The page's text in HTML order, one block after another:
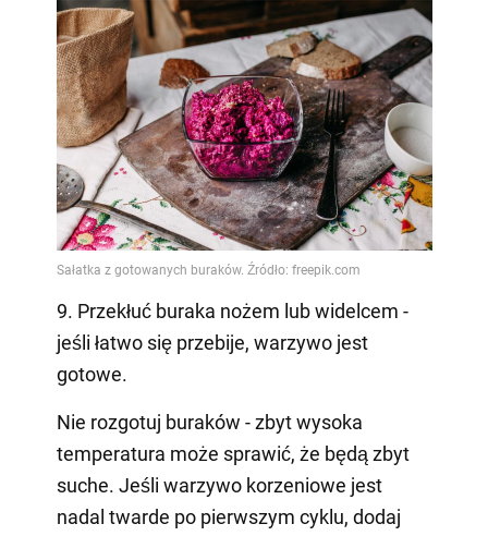
9. Przekłuć buraka nożem lub widelcem -
jeśli łatwo się przebije, warzywo jest
gotowe.
Nie rozgotuj buraków - zbyt wysoka
temperatura może sprawić, że będą zbyt
suche. Jeśli warzywo korzeniowe jest
nadal twarde po pierwszym cyklu, dodaj